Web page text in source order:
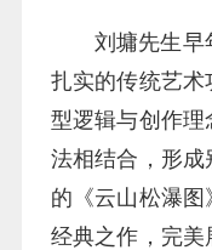
刘墉先生早
扎实的传统艺
型逻辑与创作
法相结合，形
的《云山松瀑
经典之作，完